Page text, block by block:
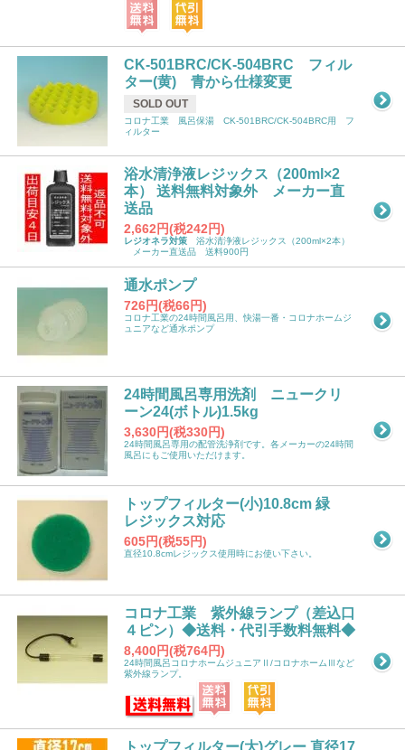
CK-501BRC/CK-504BRC フィル
ター(黄) 青から仕様変更
SOLD OUT
コロナ工業 風呂保湯 CK-501BRC/CK-504BRC用 フ
ィルター
浴水清浄液レジックス（200ml×2
本） 送料無料対象外 メーカー直
送品
2,662円(税242円)
レジオネラ対策 浴水清浄液レジックス（200ml×2本）
メーカー直送品 送料900円
通水ポンプ
726円(税66円)
コロナ工業の24時間風呂用、快湯一番・コロナホームジ
ュニアなど通水ポンプ
24時間風呂専用洗剤 ニュークリ
ーン24(ボトル)1.5kg
3,630円(税330円)
24時間風呂専用の配管洗浄剤です。各メーカーの24時間
風呂にもご使用いただけます。
トップフィルター(小)10.8cm 緑
レジックス対応
605円(税55円)
直径10.8cmレジックス使用時にお使い下さい。
コロナ工業 紫外線ランプ（差込口
４ピン）◆送料・代引手数料無料◆
8,400円(税764円)
24時間風呂コロナホームジュニアⅡ/コロナホームⅢなど
紫外線ランプ。
トップフィルター(大)グレー 直径17